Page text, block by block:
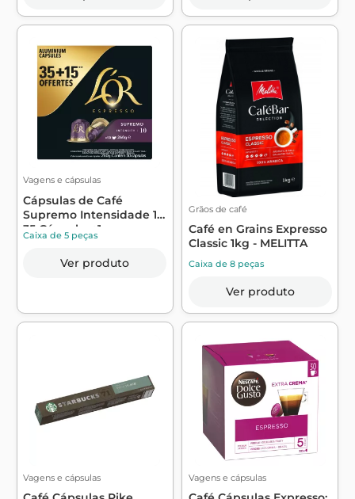
Vagens e cápsulas
Cápsulas de Café
Supremo Intensidade 10
35 Cápsulas+1...
Caixa de 5 peças
Ver produto
Grãos de café
Café en Grains Expresso
Classic 1kg - MELITTA
Caixa de 8 peças
Ver produto
Vagens e cápsulas Vagens e cápsulas